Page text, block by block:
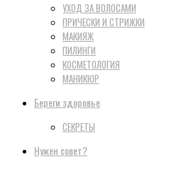
УХОД ЗА ВОЛОСАМИ
ПРИЧЕСКИ И СТРИЖКИ
МАКИЯЖ
ПИЛИНГИ
КОСМЕТОЛОГИЯ
МАНИКЮР
Береги здоровье
СЕКРЕТЫ
Нужен совет?